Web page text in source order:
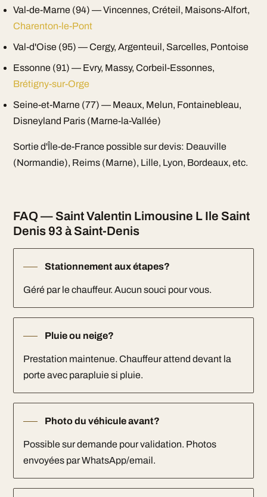
Val-de-Marne (94) — Vincennes, Créteil, Maisons-Alfort,
Charenton-le-Pont
Val-d'Oise (95) — Cergy, Argenteuil, Sarcelles, Pontoise
Essonne (91) — Evry, Massy, Corbeil-Essonnes,
Brétigny-sur-Orge
Seine-et-Marne (77) — Meaux, Melun, Fontainebleau,
Disneyland Paris (Marne-la-Vallée)
Sortie d'Île-de-France possible sur devis: Deauville
(Normandie), Reims (Marne), Lille, Lyon, Bordeaux, etc.
FAQ — Saint Valentin Limousine L Ile Saint
Denis 93 à Saint-Denis
Stationnement aux étapes?
Géré par le chauffeur. Aucun souci pour vous.
Pluie ou neige?
Prestation maintenue. Chauffeur attend devant la
porte avec parapluie si pluie.
Photo du véhicule avant?
Possible sur demande pour validation. Photos
envoyées par WhatsApp/email.